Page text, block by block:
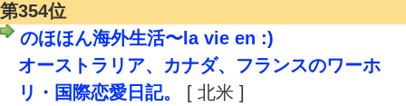
第354位
のほほん海外生活〜la vie en :)
オーストラリア、カナダ、フランスのワーホ
リ・国際恋愛日記。
[ 北米 ]